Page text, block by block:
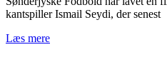
kantspiller Ismail Seydi, der senest
Læs mere